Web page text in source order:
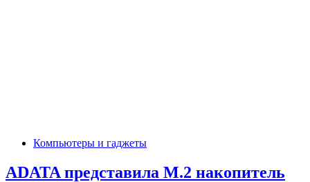
Компьютеры и гаджеты
ADATA представила M.2 накопитель